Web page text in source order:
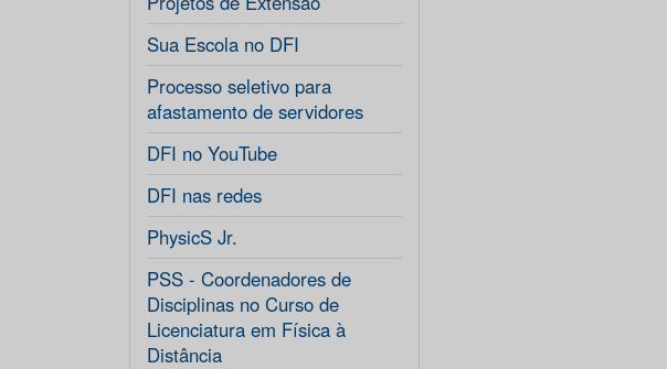
Sua Escola no DFI
Processo seletivo para
afastamento de servidores
DFI no YouTube
DFI nas redes
PhysicS Jr.
PSS - Coordenadores de
Disciplinas no Curso de
Licenciatura em Física à
Distância